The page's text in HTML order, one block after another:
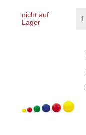
nicht auf
Lager